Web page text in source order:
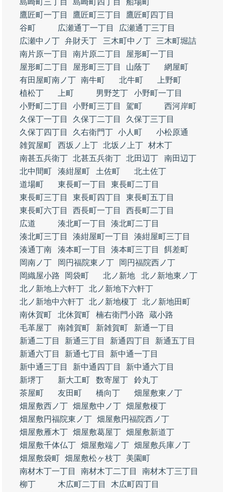
島崎町三丁目 島崎町四丁目
船場町
鷹匠町一丁目
鷹匠町三丁目
鷹匠町四丁目
谷町
広瀬通丁一丁目
広瀬通丁三丁目
広瀬中ノ丁 弁財天丁 三木町中ノ丁
三木町堀詰
南片原一丁目
南片原二丁目
屋形町一丁目
屋形町二丁目
屋形町三丁目 山蔭丁
網屋町
有田屋町南ノ丁 南牛町 北牛町
上野町
植松丁
上町 男野芝丁
小野町一丁目
小野町二丁目
小野町三丁目 駕町
西河岸町
久保丁一丁目
久保丁二丁目
久保丁三丁目
久保丁四丁目
久右衛門丁 小人町
小松原通
雑賀屋町
西坂ノ上丁 北坂ノ上丁 材木丁
南甚五兵衛丁 北甚五兵衛丁 北田辺丁
南田辺丁
北中間町
湊紺屋町 土佐町
北土佐丁
道場町
東長町一丁目
東長町二丁目
東長町三丁目
東長町四丁目
東長町五丁目
東長町六丁目
西長町一丁目
西長町二丁目
広道
湊北町一丁目
湊北町二丁目
湊北町三丁目
湊紺屋町一丁目
湊紺屋町三丁目
湊通丁南
湊本町一丁目 湊本町三丁目
餌差町
岡南ノ丁
岡円福院東ノ丁
岡円福院西ノ丁
岡織屋小路
岡袋町 北ノ新地
北ノ新地東ノ丁
北ノ新地上六軒丁 北ノ新地下六軒丁
北ノ新地中六軒丁 北ノ新地榎丁 北ノ新地田町
南休賀町
北休賀町 楠右衛門小路
蔵小路
毛革屋丁
南雑賀町 新雑賀町
新通一丁目
新通二丁目
新通三丁目 新通四丁目
新通五丁目
新通六丁目
新通七丁目
新中通一丁目
新中通三丁目
新中通四丁目
新中通六丁目
新堺丁
新大工町 数寄屋丁
鈴丸丁
茶屋町
友田町 橋向丁
畑屋敷東ノ丁
畑屋敷西ノ丁 畑屋敷中ノ丁 畑屋敷榎丁
畑屋敷円福院東ノ丁 畑屋敷円福院西ノ丁
畑屋敷雁木丁 畑屋敷葛屋丁 畑屋敷新道丁
畑屋敷千体仏丁 畑屋敷端ノ丁 畑屋敷兵庫ノ丁
畑屋敷袋町 畑屋敷松ヶ枝丁
美園町
南材木丁一丁目
南材木丁二丁目
南材木丁三丁目
柳丁
木広町二丁目
木広町四丁目